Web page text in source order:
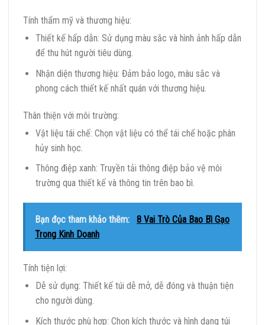
Tính thẩm mỹ và thương hiệu:
Thiết kế hấp dẫn: Sử dụng màu sắc và hình ảnh hấp dẫn
để thu hút người tiêu dùng.
Nhận diện thương hiệu: Đảm bảo logo, màu sắc và
phong cách thiết kế nhất quán với thương hiệu.
Thân thiện với môi trường:
Vật liệu tái chế: Chọn vật liệu có thể tái chế hoặc phân
hủy sinh học.
Thông điệp xanh: Truyền tải thông điệp bảo vệ môi
trường qua thiết kế và thông tin trên bao bì.
Bạn đọc tham khảo thêm:
8 Vai Trò Của Bao Bì Gạo
Trong Kinh Doanh
Tính tiện lợi:
Dễ sử dụng: Thiết kế túi dễ mở, dễ đóng và thuận tiện
cho người dùng.
Kích thước phù hợp: Chọn kích thước và hình dạng túi